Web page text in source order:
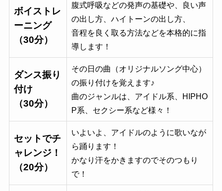
ボイストレ
ーニング
（30分）
腹式呼吸などの発声の基礎や、良い声
の出し方、ハイトーンの出し方、
音程を良く取る方法などを本格的に指
導します！
ダンス振り
付け
（30分）
その日の曲（オリジナルソング中心）
の振り付けを覚えます♪
曲のジャンルは、アイドル系、HIPHO
P系、セクシー系など様々！
セットでチ
ャレンジ！
（20分）
いよいよ、アイドルのように歌いなが
ら踊ります！
かなり汗をかきますのでそのつもり
で！